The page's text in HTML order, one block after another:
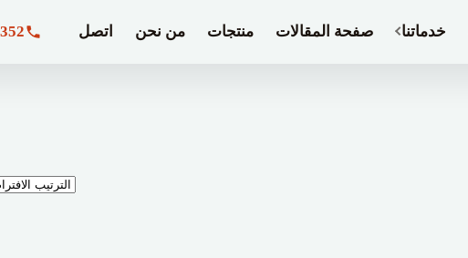
خدماتنا صفحة المقالات منتجات من نحن اتصل